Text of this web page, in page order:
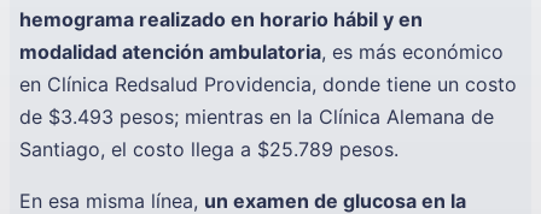
hemograma realizado en horario hábil y en
modalidad atención ambulatoria, es más económico
en Clínica Redsalud Providencia, donde tiene un costo
de $3.493 pesos; mientras en la Clínica Alemana de
Santiago, el costo llega a $25.789 pesos.
En esa misma línea, un examen de glucosa en la